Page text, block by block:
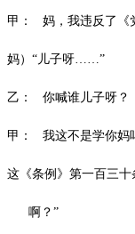
甲： 妈，我违反了《
妈） “儿子呀……”
乙： 你喊谁儿子呀？
甲： 我这不是学你妈
这《条例》第一百三十
啊？”